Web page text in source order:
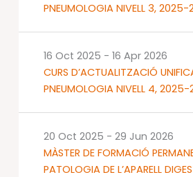
PNEUMOLOGIA NIVELL 3, 2025-
CURS D’ACTUALITZACIÓ
PNEUMOLOGIA NIVELL 4,
16 Oct 2025 - 16 Apr 2026
MÀSTER DE FORMACIÓ
PATOLOGIA DE L’APARELL
20 Oct 2025 - 29 Jun 2026